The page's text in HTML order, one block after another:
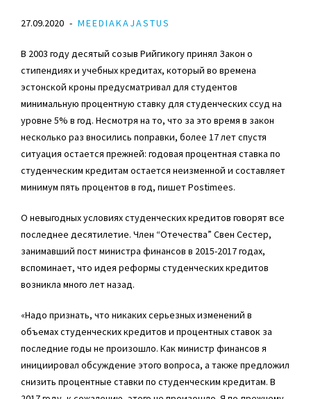
27.09.2020 MEEDIAKAJASTUS
В 2003 году десятый созыв Рийгикогу принял Закон о
стипендиях и учебных кредитах, который во времена
эстонской кроны предусматривал для студентов
минимальную процентную ставку для студенческих ссуд на
уровне 5% в год. Несмотря на то, что за это время в закон
несколько раз вносились поправки, более 17 лет спустя
ситуация остается прежней: годовая процентная ставка по
студенческим кредитам остается неизменной и составляет
минимум пять процентов в год, пишет Postimees.
О невыгодных условиях студенческих кредитов говорят все
последнее десятилетие. Член “Отечества” Свен Сестер,
занимавший пост министра финансов в 2015-2017 годах,
вспоминает, что идея реформы студенческих кредитов
возникла много лет назад.
«Надо признать, что никаких серьезных изменений в
объемах студенческих кредитов и процентных ставок за
последние годы не произошло. Как министр финансов я
инициировал обсуждение этого вопроса, а также предложил
снизить процентные ставки по студенческим кредитам. В